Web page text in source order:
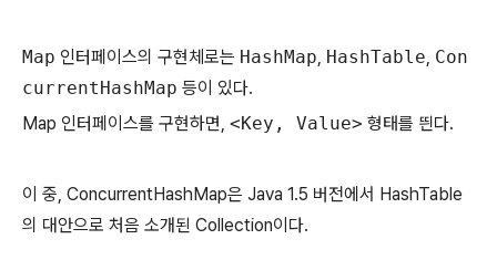
Map 인터페이스의 구현체로는 HashMap, HashTable, Con
currentHashMap 등이 있다.
Map 인터페이스를 구현하면, <Key, Value> 형태를 띈다.
이 중, ConcurrentHashMap은 Java 1.5 버전에서 HashTable
의 대안으로 처음 소개된 Collection이다.